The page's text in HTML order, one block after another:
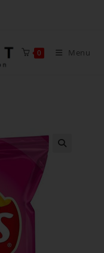
0 Menu